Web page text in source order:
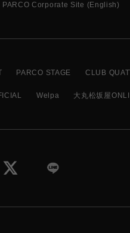
PARCO Corporate Site (English)
PARCO STAGE CLUB
Welpa 大丸松坂屋